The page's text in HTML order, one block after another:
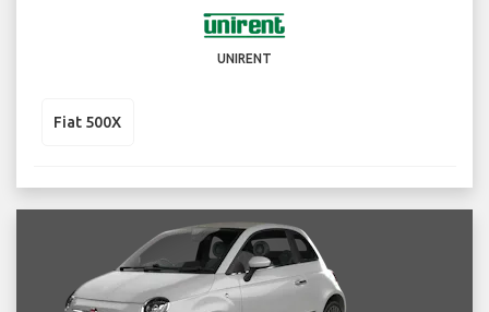
UNIRENT
Fiat 500X